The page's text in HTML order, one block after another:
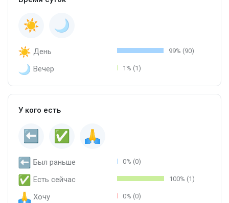
День 99% (90)
Вечер 1% (1)
У кого есть
Был раньше 0% (0)
Есть сейчас 100% (1)
Хочу 0% (0)